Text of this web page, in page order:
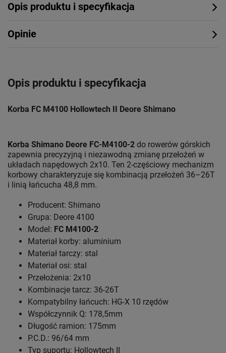
Opis produktu i specyfikacja
Opinie
Opis produktu i specyfikacja
Korba FC M4100 Hollowtech II Deore Shimano
Korba Shimano Deore FC-M4100-2 do rowerów górskich
zapewnia precyzyjną i niezawodną zmianę przełożeń w
układach napędowych 2x10. Ten 2-częściowy mechanizm
korbowy charakteryzuje się kombinacją przełożeń 36–26T
i linią łańcucha 48,8 mm.
Producent: Shimano
Grupa: Deore 4100
Model: FC M4100-2
Materiał korby: aluminium
Materiał tarczy: stal
Materiał osi: stal
Przełożenia: 2x10
Kombinacje tarcz: 36-26T
Kompatybilny łańcuch: HG-X 10 rzędów
Współczynnik Q: 178,5mm
Długość ramion: 175mm
P.C.D.: 96/64 mm
Typ suportu: Hollowtech II